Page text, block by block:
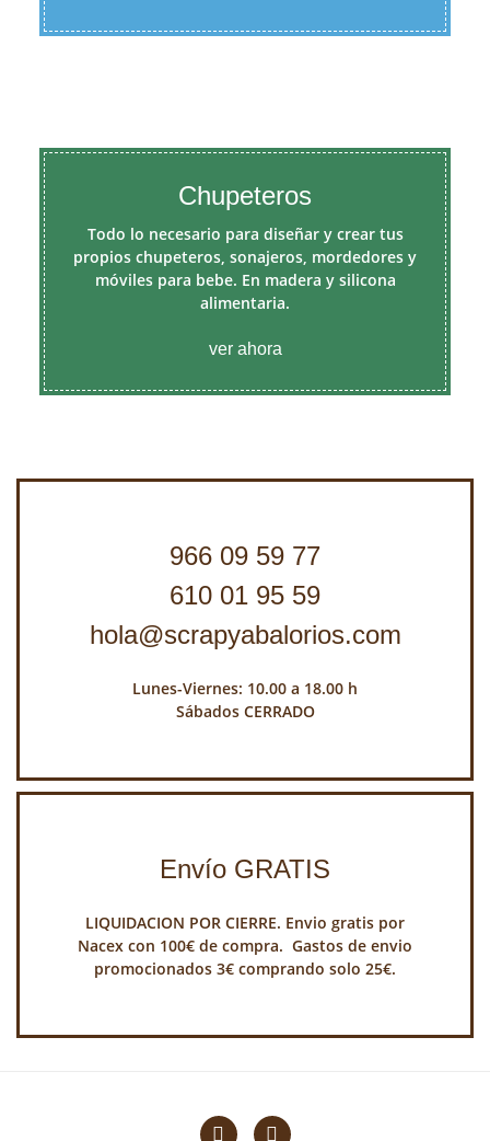
Chupeteros
Todo lo necesario para diseñar y crear tus
propios chupeteros, sonajeros, mordedores y
móviles para bebe. En madera y silicona
alimentaria.
ver ahora
966 09 59 77
610 01 95 59
hola@scrapyabalorios.com
Lunes-Viernes: 10.00 a 18.00 h
Sábados CERRADO
Envío GRATIS
LIQUIDACION POR CIERRE. Envio gratis por
Nacex con 100€ de compra. Gastos de envio
promocionados 3€ comprando solo 25€.